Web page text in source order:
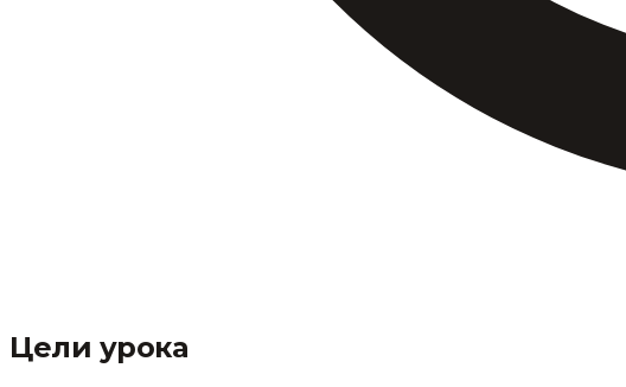
Цели урока